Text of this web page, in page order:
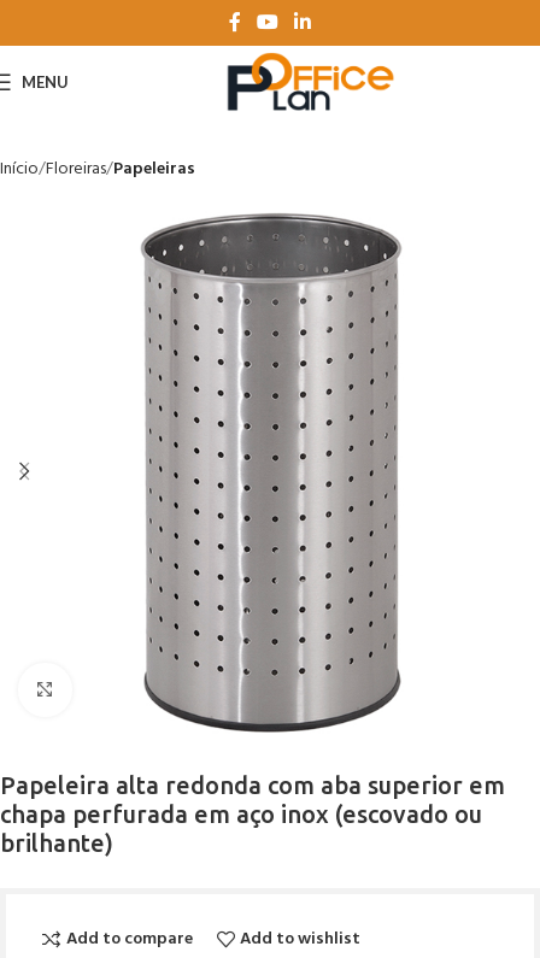
MENU
Início Floreiras Papeleiras
Click to enlarge
Papeleira alta redonda com aba superior em
chapa perfurada em aço inox (escovado ou
brilhante)
Add to compare Add to wishlist